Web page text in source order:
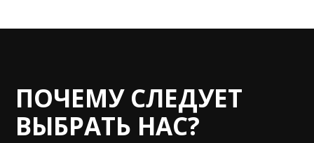
ПОЧЕМУ СЛЕДУЕТ
ВЫБРАТЬ НАС?